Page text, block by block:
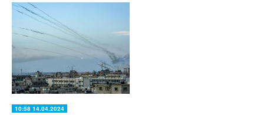
10:58 14.04.2024